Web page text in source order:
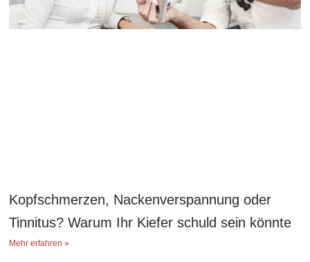
Kopfschmerzen, Nackenverspannung oder
Tinnitus? Warum Ihr Kiefer schuld sein könnte
Mehr erfahren »